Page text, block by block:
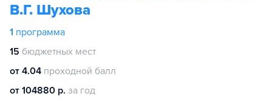
В.Г. Шухова
1 программа
15 бюджетных мест
от 4.04 проходной балл
от 104880 р. за год